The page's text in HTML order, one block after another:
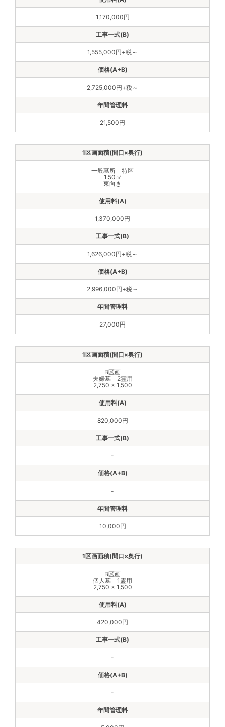
1,170,000円
1,555,000円+税～
2,725,000円+税～
21,500円
一般墓所 特区
1.50㎡
東向き
1,370,000円
1,626,000円+税～
2,996,000円+税～
27,000円
B区画
夫婦墓 2霊用
2,750 × 1,500
820,000円
-
-
10,000円
B区画
個人墓 1霊用
2,750 × 1,500
420,000円
-
-